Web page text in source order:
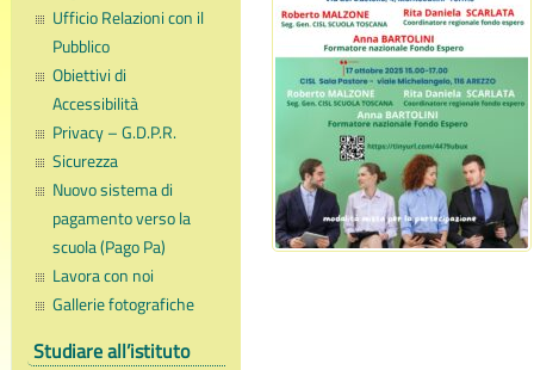
Ufficio Relazioni con il
Pubblico
Obiettivi di
Accessibilità
Privacy – G.D.P.R.
Sicurezza
Nuovo sistema di
pagamento verso la
scuola (Pago Pa)
Lavora con noi
Gallerie fotografiche
Studiare all’istituto